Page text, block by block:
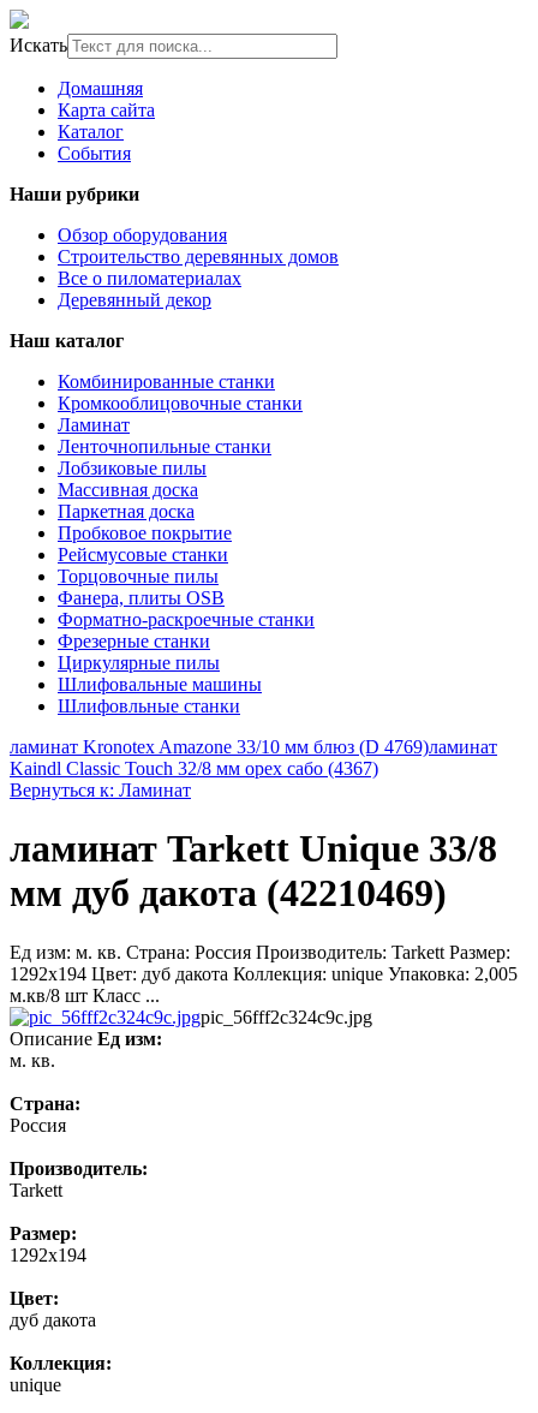
Искать
Домашняя
Карта сайта
Каталог
События
Наши рубрики
Обзор оборудования
Строительство деревянных домов
Все о пиломатериалах
Деревянный декор
Наш каталог
Комбинированные станки
Кромкооблицовочные станки
Ламинат
Ленточнопильные станки
Лобзиковые пилы
Массивная доска
Паркетная доска
Пробковое покрытие
Рейсмусовые станки
Торцовочные пилы
Фанера, плиты OSB
Форматно-раскроечные станки
Фрезерные станки
Циркулярные пилы
Шлифовальные машины
Шлифовльные станки
ламинат Kronotex Amazone 33/10 мм блюз (D 4769)ламинат
Kaindl Classic Touch 32/8 мм орех сабо (4367)
Вернуться к: Ламинат
ламинат Tarkett Unique 33/8
мм дуб дакота (42210469)
Ед изм: м. кв. Страна: Россия Производитель: Tarkett Размер:
1292x194 Цвет: дуб дакота Коллекция: unique Упаковка: 2,005
м.кв/8 шт Класс ...
pic_56fff2c324c9c.jpg
Описание Ед изм:
м. кв.
Страна:
Россия
Производитель:
Tarkett
Размер:
1292x194
Цвет:
дуб дакота
Коллекция:
unique